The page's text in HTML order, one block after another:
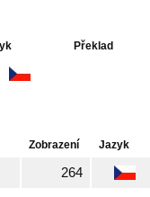
Překlad
Zobrazení Jazyk
264